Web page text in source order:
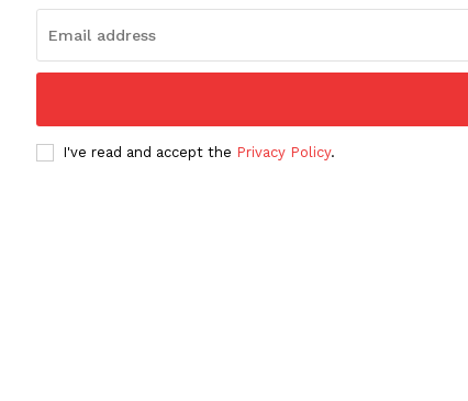
I've read and accept the Privacy Policy.